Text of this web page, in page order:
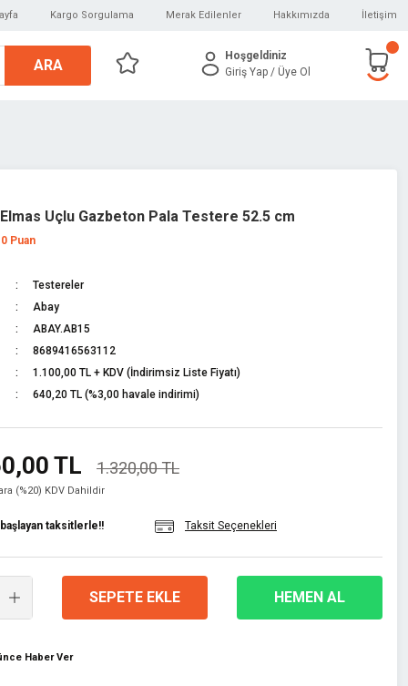
Kargo Sorgulama Merak Edilenler Hakkımızda İletişim
ARA
Hoşgeldiniz
Giriş Yap / Üye Ol
Uçlu Gazbeton Pala Testere 52.5 cm
Puan
Testereler
Abay
ABAY.AB15
8689416563112
1.100,00 TL + KDV (İndirimsiz Liste Fiyatı)
640,20 TL (%3,00 havale indirimi)
TL 1.320,00 TL
(%20) KDV Dahildir
taksitlerle!! Taksit Seçenekleri
SEPETE EKLE HEMEN AL
Haber Ver